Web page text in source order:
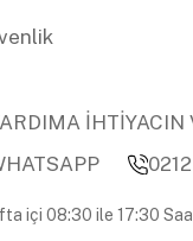
İHTİYACIN
içi 08:30 ile 17:30